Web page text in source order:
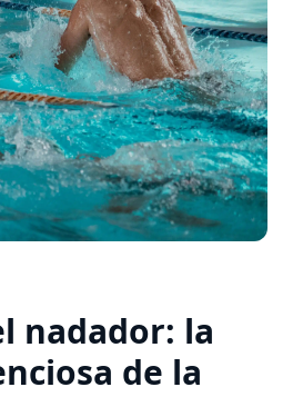
nadador: la
de la